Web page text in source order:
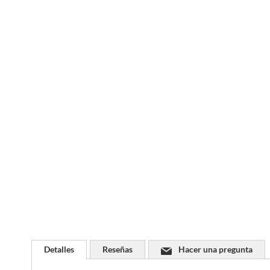
Detalles Reseñas Hacer una pregunta